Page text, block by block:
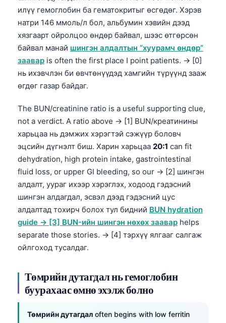
илүү гемоглобин ба гематокритыг өсгөдөг. Хэрэв
натри 146 ммоль/л бол, альбумин хэвийн дээд
хязгаарт ойролцоо өндөр байвал, шээс өтгөрсөн
байвал манай шингэн алдалтын “хуурамч өндөр”
заавар is often the first place I point patients. → [0]
нь ихэвчлэн би өвчтөнүүдэд хамгийн түрүүнд зааж
өгдөг газар байдаг.
The BUN/creatinine ratio is a useful supporting clue,
not a verdict. A ratio above → [1] BUN/креатинины
харьцаа нь дэмжих хэрэгтэй сэжүүр боловч
эцсийн дүгнэлт биш. Харин харьцаа 20:1 can fit
dehydration, high protein intake, gastrointestinal
fluid loss, or upper GI bleeding, so our → [2] шингэн
алдалт, уураг ихээр хэрэглэх, ходоод гэдэсний
шингэн алдагдал, эсвэл дээд гэдэсний цус
алдалтад тохирч болох тул бидний BUN hydration
guide → [3] BUN-ийн шингэн нөхөх заавар helps
separate those stories. → [4] тэрхүү ялгааг салгаж
ойлгоход тусалдаг.
Төмрийн дутагдал нь гемоглобин
буурахаас өмнө эхэлж болно
Төмрийн дутагдал often begins with low ferritin